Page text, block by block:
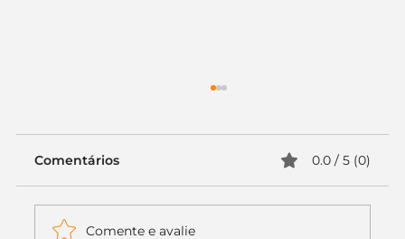
Comentários 0.0 / 5 (0)
Comente e avalie